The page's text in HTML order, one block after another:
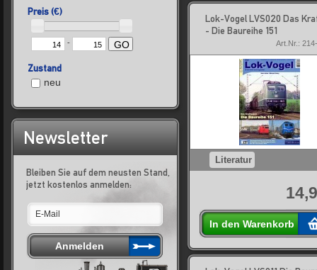
Preis (€)
- GO
Zustand
neu
Newsletter
Bleiben Sie auf dem neusten Stand,
jetzt kostenlos anmelden:
Lok-Vogel LVS020 Das
- Die Baureihe 151
Art.Nr.:
Literatur
In den Warenkorb